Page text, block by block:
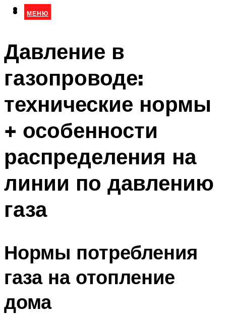
МЕНЮ
МЕНЮ
Давление в
газопроводе:
технические нормы
+ особенности
распределения на
линии по давлению
газа
Нормы потребления
газа на отопление
дома